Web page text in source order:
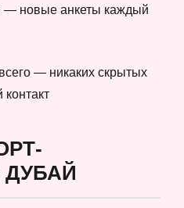
— новые анкеты каждый
— никаких скрытых
ДУБАЙ